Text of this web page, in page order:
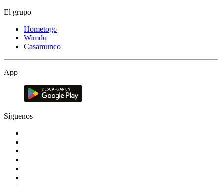
El grupo
Hometogo
Wimdu
Casamundo
App
Síguenos